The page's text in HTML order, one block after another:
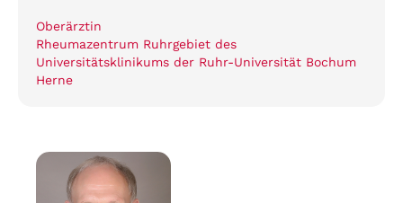
Oberärztin
Rheumazentrum Ruhrgebiet des
Universitätsklinikums der Ruhr-Universität Bochum
Herne